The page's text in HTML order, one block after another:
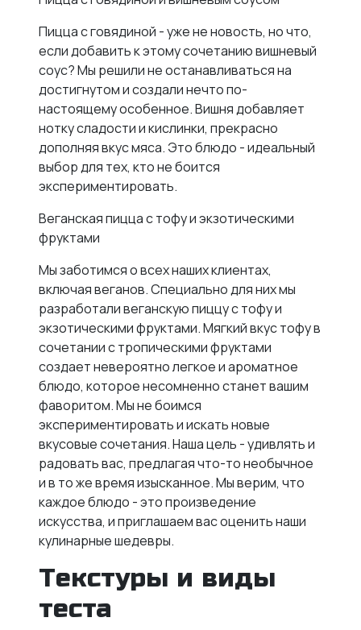
Пицца с говядиной - уже не новость, но что,
если добавить к этому сочетанию вишневый
соус? Мы решили не останавливаться на
достигнутом и создали нечто по-
настоящему особенное. Вишня добавляет
нотку сладости и кислинки, прекрасно
дополняя вкус мяса. Это блюдо - идеальный
выбор для тех, кто не боится
экспериментировать.
Веганская пицца с тофу и экзотическими
фруктами
Мы заботимся о всех наших клиентах,
включая веганов. Специально для них мы
разработали веганскую пиццу с тофу и
экзотическими фруктами. Мягкий вкус тофу в
сочетании с тропическими фруктами
создает невероятно легкое и ароматное
блюдо, которое несомненно станет вашим
фаворитом. Мы не боимся
экспериментировать и искать новые
вкусовые сочетания. Наша цель - удивлять и
радовать вас, предлагая что-то необычное
и в то же время изысканное. Мы верим, что
каждое блюдо - это произведение
искусства, и приглашаем вас оценить наши
кулинарные шедевры.
Текстуры и виды
теста